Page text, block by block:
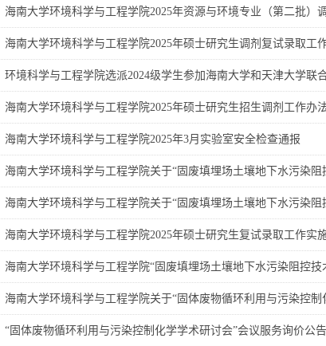
海南大学环境科学与工程学院2025年资源与环境专业（第二批）
海南大学环境科学与工程学院2025年硕士研究生调剂复试录取工
环境科学与工程学院选派2024级学生参加海南大学和天津大学联
海南大学环境科学与工程学院2025年硕士研究生招生调剂工作办
海南大学环境科学与工程学院2025年3月实验室安全检查通报
海南大学环境科学与工程学院关于“固废填埋场土壤地下水污染
海南大学环境科学与工程学院关于“固废填埋场土壤地下水污染
海南大学环境科学与工程学院2025年硕士研究生复试录取工作实
海南大学环境科学与工程学院“固废填埋场土壤地下水污染阻控
海南大学环境科学与工程学院关于“固体废物循环利用与污染控
“固体废物循环利用与污染控制化学学术研讨会”会议服务询价公告